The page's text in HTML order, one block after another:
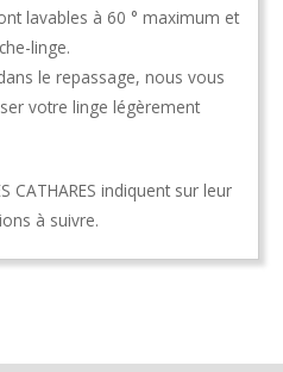
lavables à 60 ° maximum et
linge.
le repassage, nous vous
votre linge légèrement
CATHARES indiquent sur leur
à suivre.